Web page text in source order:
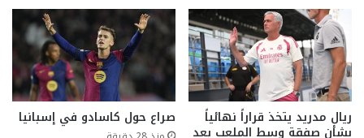
ريال مدريد يتخذ قراراً نهائياً
بشأن صفقة وسط الملعب بعد
صراع حول كاسادو في إسبانيا